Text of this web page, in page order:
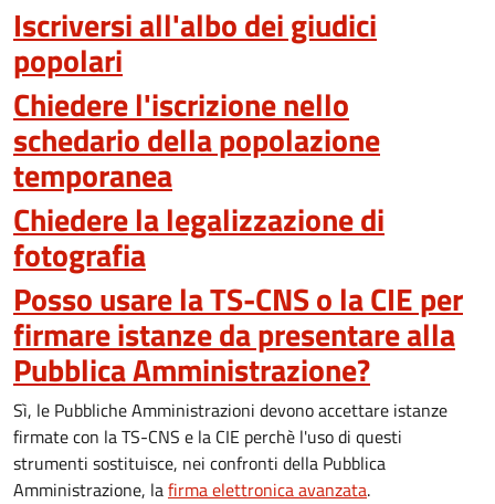
Iscriversi all'albo dei giudici
popolari
Chiedere l'iscrizione nello
schedario della popolazione
temporanea
Chiedere la legalizzazione di
fotografia
Posso usare la TS-CNS o la CIE per
firmare istanze da presentare alla
Pubblica Amministrazione?
Sì, le Pubbliche Amministrazioni devono accettare istanze
firmate con la TS-CNS e la CIE perchè l'uso di questi
strumenti sostituisce, nei confronti della Pubblica
Amministrazione, lafirma elettronica avanzata.